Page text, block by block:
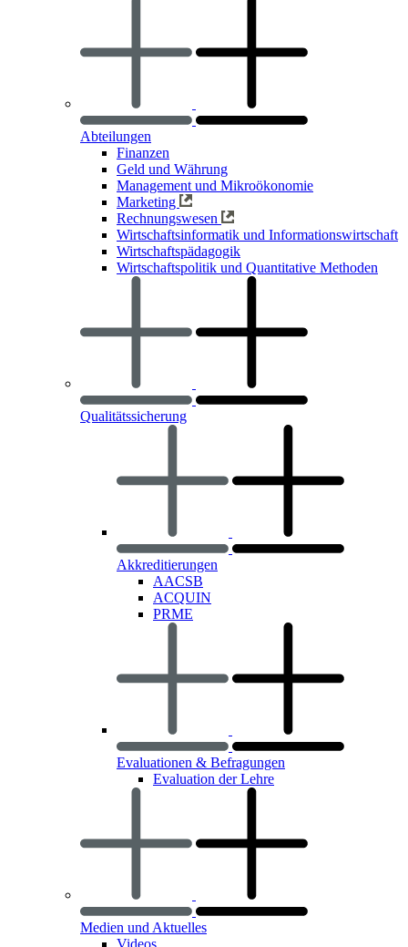
Abteilungen
Finanzen
Geld und Währung
Management und Mikroökonomie
Marketing
Rechnungswesen
Wirtschaftsinformatik und Informationswirtschaft
Wirtschaftspädagogik
Wirtschaftspolitik und Quantitative Methoden
Qualitätssicherung
Akkreditierungen
AACSB
ACQUIN
PRME
Evaluationen & Befragungen
Evaluation der Lehre
Medien und Aktuelles
Videos